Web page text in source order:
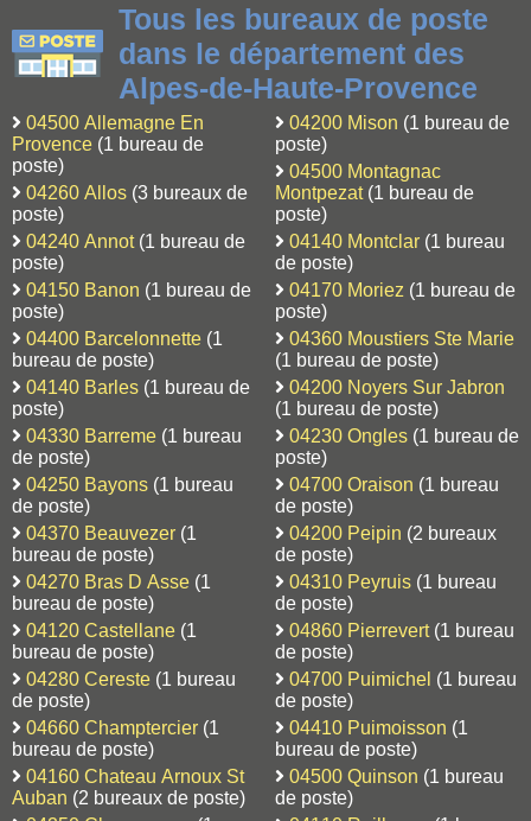
Tous les bureaux de poste
dans le département des
Alpes-de-Haute-Provence
04500 Allemagne En
Provence (1 bureau de
poste)
04260 Allos (3 bureaux de
poste)
04240 Annot(1 bureau de
poste)
04150 Banon (1 bureau de
poste)
04400 Barcelonnette (1
bureau de poste)
04140 Barles (1 bureau de
poste)
04330 Barreme (1 bureau
de poste)
04250 Bayons (1 bureau
de poste)
04370 Beauvezer (1
bureau de poste)
04270 Bras D Asse (1
bureau de poste)
04120 Castellane (1
bureau de poste)
04280 Cereste (1 bureau
de poste)
04660 Champtercier (1
bureau de poste)
04160 Chateau Arnoux St
Auban (2 bureaux de poste)
04200 Mison (1 bureau de
poste)
04500 Montagnac
Montpezat(1 bureau de
poste)
04140 Montclar (1 bureau
de poste)
04170 Moriez (1 bureau de
poste)
04360 Moustiers Ste Marie
(1 bureau de poste)
04200 Noyers Sur Jabron
(1 bureau de poste)
04230 Ongles (1 bureau de
poste)
04700 Oraison (1 bureau
de poste)
04200 Peipin (2 bureaux
de poste)
04310 Peyruis (1 bureau
de poste)
04860 Pierrevert(1 bureau
de poste)
04700 Puimichel (1 bureau
de poste)
04410 Puimoisson (1
bureau de poste)
04500 Quinson (1 bureau
de poste)